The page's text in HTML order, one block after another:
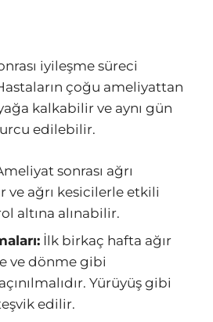
iyileşme süreci
çoğu ameliyattan
kalkabilir ve aynı gün
edilebilir.
sonrası ağrı
ağrı kesicilerle etkili
altına alınabilir.
İlk birkaç hafta ağır
ve dönme gibi
Yürüyüş gibi
edilir.